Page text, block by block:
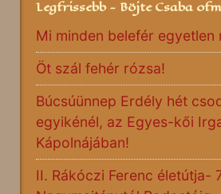
Legfrissebb - Böjte Csaba ofm
Mi minden belefér egyetlen
Öt szál fehér rózsa!
Búcsúünnep Erdély hét
egyikénél, az Egyes-kői
Kápolnájában!
II. Rákóczi Ferenc életútja-